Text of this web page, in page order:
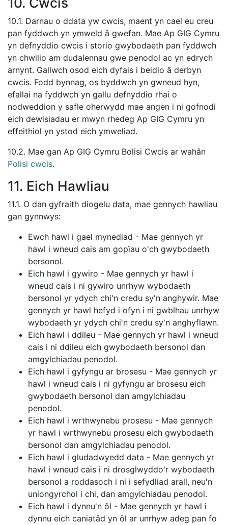
10.1. Darnau o ddata yw cwcis, maent yn cael eu creu
pan fyddwch yn ymweld â gwefan. Mae Ap GIG Cymru
yn defnyddio cwcis i storio gwybodaeth pan fyddwch
yn chwilio am dudalennau gwe penodol ac yn edrych
arnynt. Gallwch osod eich dyfais i beidio â derbyn
cwcis. Fodd bynnag, os byddwch yn gwneud hyn,
efallai na fyddwch yn gallu defnyddio rhai o
nodweddion y safle oherwydd mae angen i ni gofnodi
eich dewisiadau er mwyn rhedeg Ap GIG Cymru yn
effeithiol yn ystod eich ymweliad.
10.2. Mae gan Ap GIG Cymru Bolisi Cwcis ar wahân
Polisi cwcis.
11. Eich Hawliau
11.1. O dan gyfraith diogelu data, mae gennych hawliau
gan gynnwys:
Ewch hawl i gael mynediad - Mae gennych yr
hawl i wneud cais am gopïau o'ch gwybodaeth
bersonol.
Eich hawl i gywiro - Mae gennych yr hawl i
wneud cais i ni gywiro unrhyw wybodaeth
bersonol yr ydych chi'n credu sy'n anghywir. Mae
gennych yr hawl hefyd i ofyn i ni gwblhau unrhyw
wybodaeth yr ydych chi'n credu sy'n anghyflawn.
Eich hawl i ddileu - Mae gennych yr hawl i wneud
cais i ni ddileu eich gwybodaeth bersonol dan
amgylchiadau penodol.
Eich hawl i gyfyngu ar brosesu - Mae gennych yr
hawl i wneud cais i ni gyfyngu ar brosesu eich
gwybodaeth bersonol dan amgylchiadau
penodol.
Eich hawl i wrthwynebu prosesu - Mae gennych
yr hawl i wrthwynebu prosesu eich gwybodaeth
bersonol dan amgylchiadau penodol.
Eich hawl i gludadwyedd data - Mae gennych yr
hawl i wneud cais i ni drosglwyddo'r wybodaeth
bersonol a roddasoch i ni i sefydliad arall, neu'n
uniongyrchol i chi, dan amgylchiadau penodol.
Eich hawl i dynnu'n ôl - Mae gennych yr hawl i
dynnu eich caniatâd yn ôl ar unrhyw adeg pan fo